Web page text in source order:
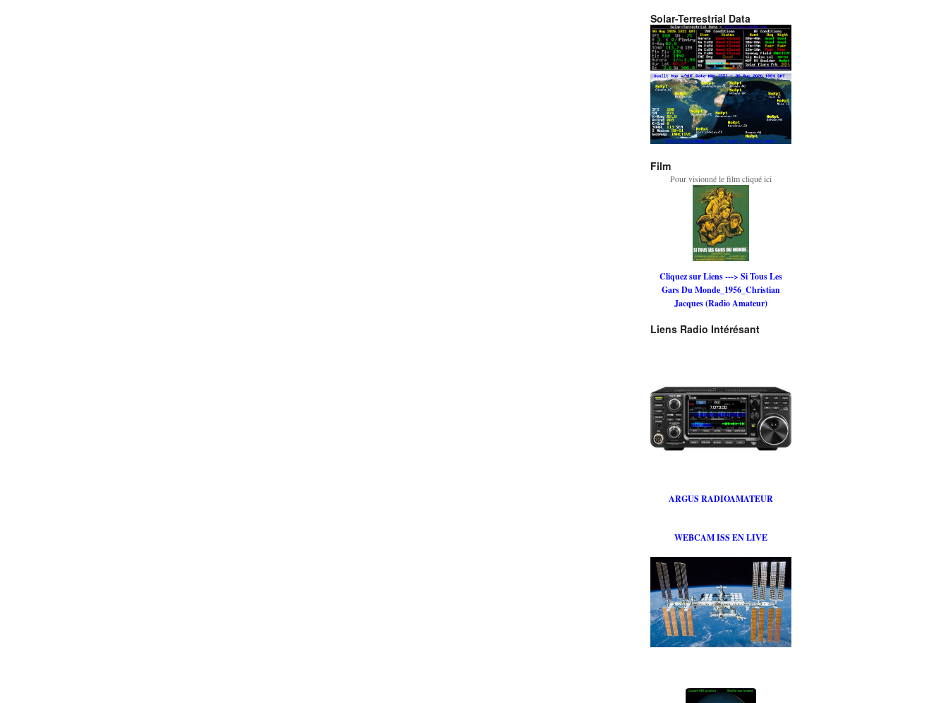
Solar-Terrestrial Data
Film
Pour visionné le film cliqué ici
Cliquez sur Liens ---> Si Tous Les
Gars Du Monde_1956_Christian
Jacques (Radio Amateur)
Liens Radio Intérésant
ARGUS RADIOAMATEUR
WEBCAM ISS EN LIVE